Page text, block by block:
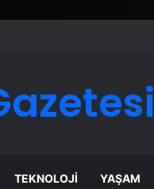
TEKNOLOJI YAŞAM